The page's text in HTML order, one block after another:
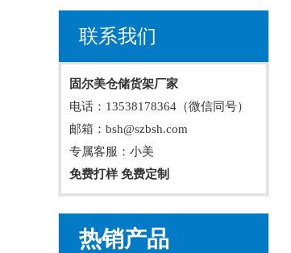
联系我们
固尔美仓储货架厂家
电话：13538178364（微信同号）
邮箱：bsh@szbsh.com
专属客服：小美
免费打样 免费定制
热销产品